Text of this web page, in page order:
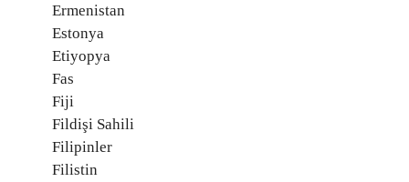
Ermenistan
Estonya
Etiyopya
Fas
Fiji
Fildişi Sahili
Filipinler
Filistin